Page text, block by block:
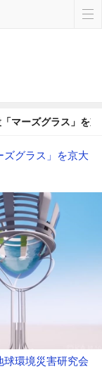
マーズグラス」を
ズグラス」を京大
球環境災害研究会